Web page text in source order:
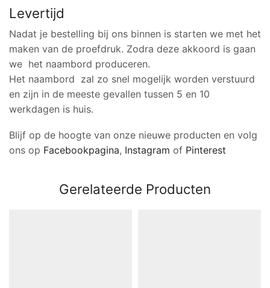
Levertijd
Nadat je bestelling bij ons binnen is starten we met het
maken van de proefdruk. Zodra deze akkoord is gaan
we het naambord produceren.
Het naambord zal zo snel mogelijk worden verstuurd
en zijn in de meeste gevallen tussen 5 en 10
werkdagen is huis.
Blijf op de hoogte van onze nieuwe producten en volg
ons op Facebookpagina, Instagram of Pinterest
Gerelateerde Producten